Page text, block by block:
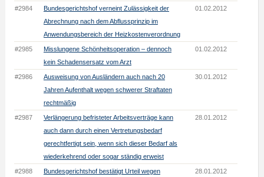
#2984
Bundesgerichtshof verneint Zulässigkeit der
Abrechnung nach dem Abflussprinzip im
Anwendungsbereich der Heizkostenverordnung
01.02.2012
#2985
Misslungene Schönheitsoperation – dennoch
kein Schadensersatz vom Arzt
01.02.2012
#2986
Ausweisung von Ausländern auch nach 20
Jahren Aufenthalt wegen schwerer Straftaten
rechtmäßig
30.01.2012
#2987
Verlängerung befristeter Arbeitsverträge kann
auch dann durch einen Vertretungsbedarf
gerechtfertigt sein, wenn sich dieser Bedarf als
wiederkehrend oder sogar ständig erweist
28.01.2012
#2988
Bundesgerichtshof bestätigt Urteil wegen
28.01.2012